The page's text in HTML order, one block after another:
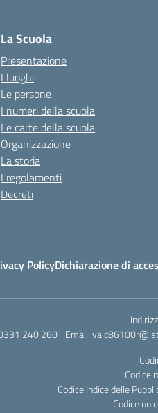
La Scuola
Presentazione
I luoghi
Le persone
I numeri della scuola
Le carte della scuola
Organizzazione
La storia
I regolamenti
Decreti
PolicyDichiarazione di
240 260 Email:
Codice
Codice Indice delle
Codice